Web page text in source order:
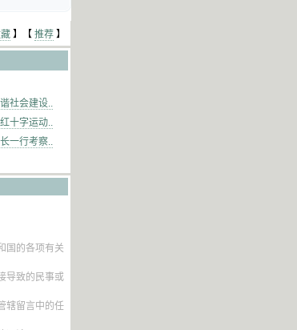
】【 推荐 】
社会建设..
十字运动..
一行考察..
国的各项有关
导致的民事或
辖留言中的任